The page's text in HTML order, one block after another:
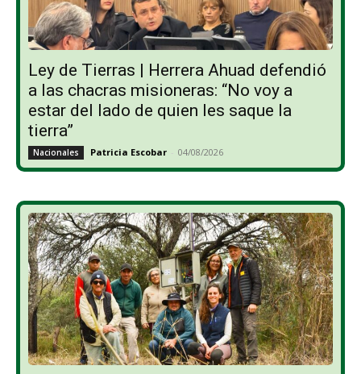
Ley de Tierras | Herrera Ahuad defendió
a las chacras misioneras: “No voy a
estar del lado de quien les saque la
tierra”
Nacionales Patricia Escobar - 04/08/2026